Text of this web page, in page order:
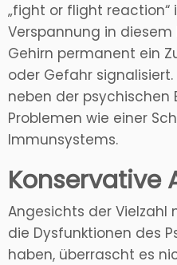
„fight or flight reaction“
Verspannung in
Gehirn permanent ein
oder Gefahr
neben der psychischen
Problemen wie einer
Immunsystems.
Konservative
Angesichts der Vielzahl
die Dysfunktionen des
haben, überrascht es